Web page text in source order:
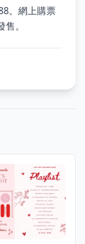
。網上購票
。